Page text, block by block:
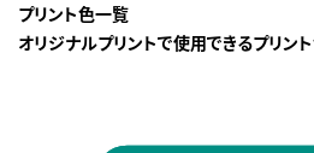
プリント色一覧
オリジナルプリントで使用できるプリン